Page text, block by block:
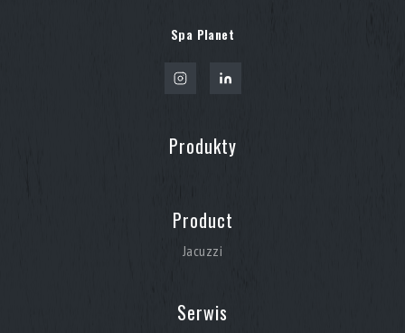
Spa Planet
Produkty
Product
Jacuzzi
Serwis